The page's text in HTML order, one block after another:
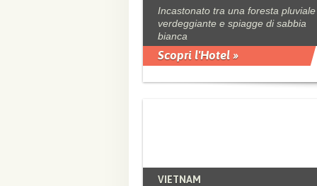
Incastonato tra una foresta pluviale
verdeggiante e spiagge di sabbia
bianca
Scopri l'Hotel »
VIETNAM